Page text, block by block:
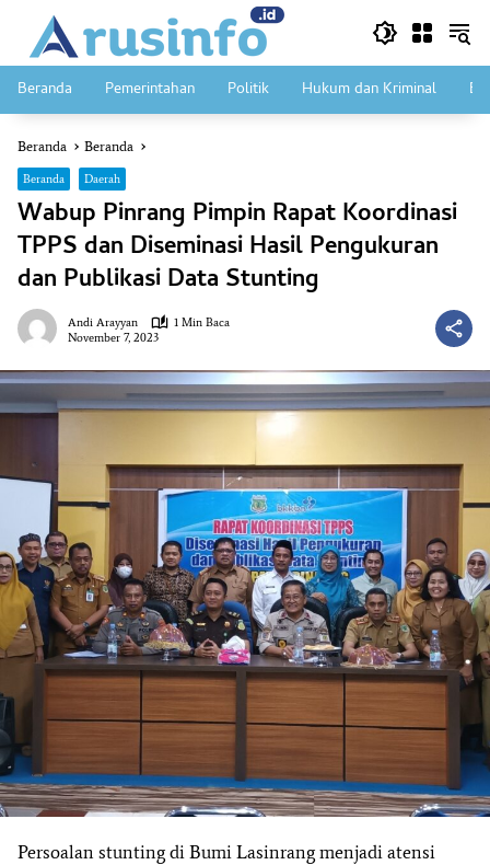
konten
Beranda Pemerintahan Politik Hukum dan Kriminal
Beranda Beranda
Beranda Daerah
Wabup Pinrang Pimpin Rapat Koordinasi
TPPS dan Diseminasi Hasil Pengukuran
dan Publikasi Data Stunting
Andi Arayyan
1 Min Baca
November 7, 2023
Persoalan stunting di Bumi Lasinrang menjadi atensi